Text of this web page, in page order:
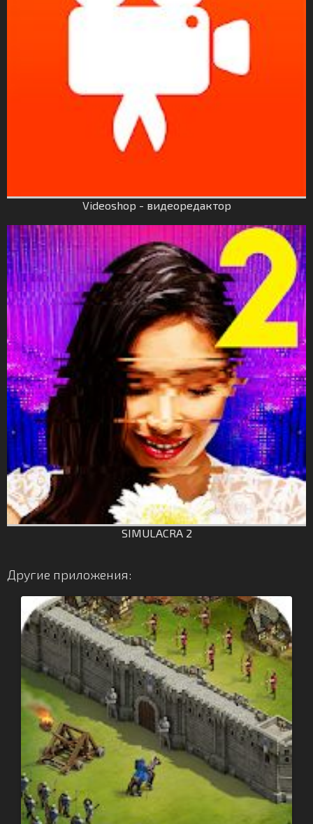
Videoshop - видеоредактор
SIMULACRA 2
Другие приложения: